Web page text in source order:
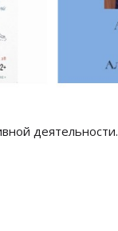
деятельности.